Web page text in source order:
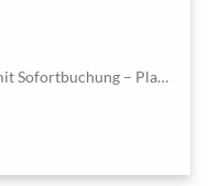
Moderner Meetingraum in Carlton mit Sofortbuchung – Platz für bis zu 18 Personen